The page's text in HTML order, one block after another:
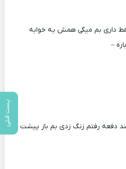
پست قبلی
داری بم میگی همش یه خوابه
–
دفعه رفتم زنگ زدی بم باز پیشت